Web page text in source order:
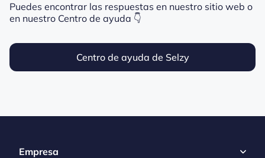
Puedes encontrar las respuestas en nuestro sitio web o
en nuestro Centro de ayuda 👇
Centro de ayuda de Selzy
Empresa